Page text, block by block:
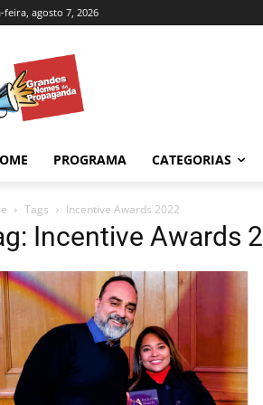
feira, agosto 7, 2026
PROGRAMA CATEGORIAS
Tags Incentive Awards 2022
Incentive Awards